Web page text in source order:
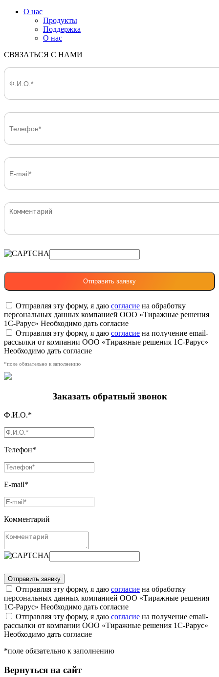
О нас
Продукты
Поддержка
О нас
СВЯЗАТЬСЯ С НАМИ
Отправляя эту форму, я даю согласие на обработку
персональных данных компанией ООО «Тиражные решения
1С-Рарус» Необходимо дать согласие
Отправляя эту форму, я даю согласие на получение email-
рассылки от компании ООО «Тиражные решения 1С-Рарус»
Необходимо дать согласие
*поле обязательно к заполнению
Заказать обратный звонок
Ф.И.О.*
Телефон*
E-mail*
Комментарий
Отправляя эту форму, я даю согласие на обработку
персональных данных компанией ООО «Тиражные решения
1С-Рарус» Необходимо дать согласие
Отправляя эту форму, я даю согласие на получение email-
рассылки от компании ООО «Тиражные решения 1С-Рарус»
Необходимо дать согласие
*поле обязательно к заполнению
Вернуться на сайт